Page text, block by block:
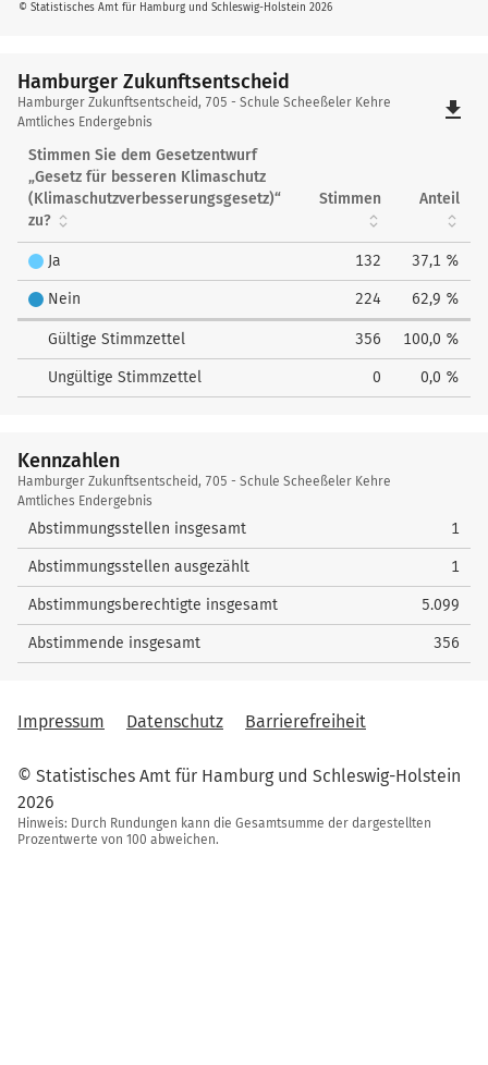
© Statistisches Amt für Hamburg und Schleswig-Holstein 2026
Hamburger Zukunftsentscheid
Hamburger
Zukunftsentscheid
Hamburger Zukunftsentscheid, 705 - Schule Scheeßeler Kehre
Amtliches Endergebnis
file_download
Stimmen Sie dem Gesetzentwurf
„Gesetz für besseren Klimaschutz
(Klimaschutzverbesserungsgesetz)“
zu?
Stimmen Anteil
Ja 132 37,1 %
Nein 224 62,9 %
Gültige Stimmzettel 356 100,0 %
Ungültige Stimmzettel 0 0,0 %
Kennzahlen
Kennzahlen
Hamburger Zukunftsentscheid, 705 - Schule Scheeßeler Kehre
Amtliches Endergebnis
Abstimmungsstellen insgesamt 1
Abstimmungsstellen ausgezählt 1
Abstimmungsberechtigte insgesamt 5.099
Abstimmende insgesamt 356
Impressum Datenschutz Barrierefreiheit
© Statistisches Amt für Hamburg und Schleswig-Holstein
2026
Hinweis: Durch Rundungen kann die Gesamtsumme der dargestellten
Prozentwerte von 100 abweichen.